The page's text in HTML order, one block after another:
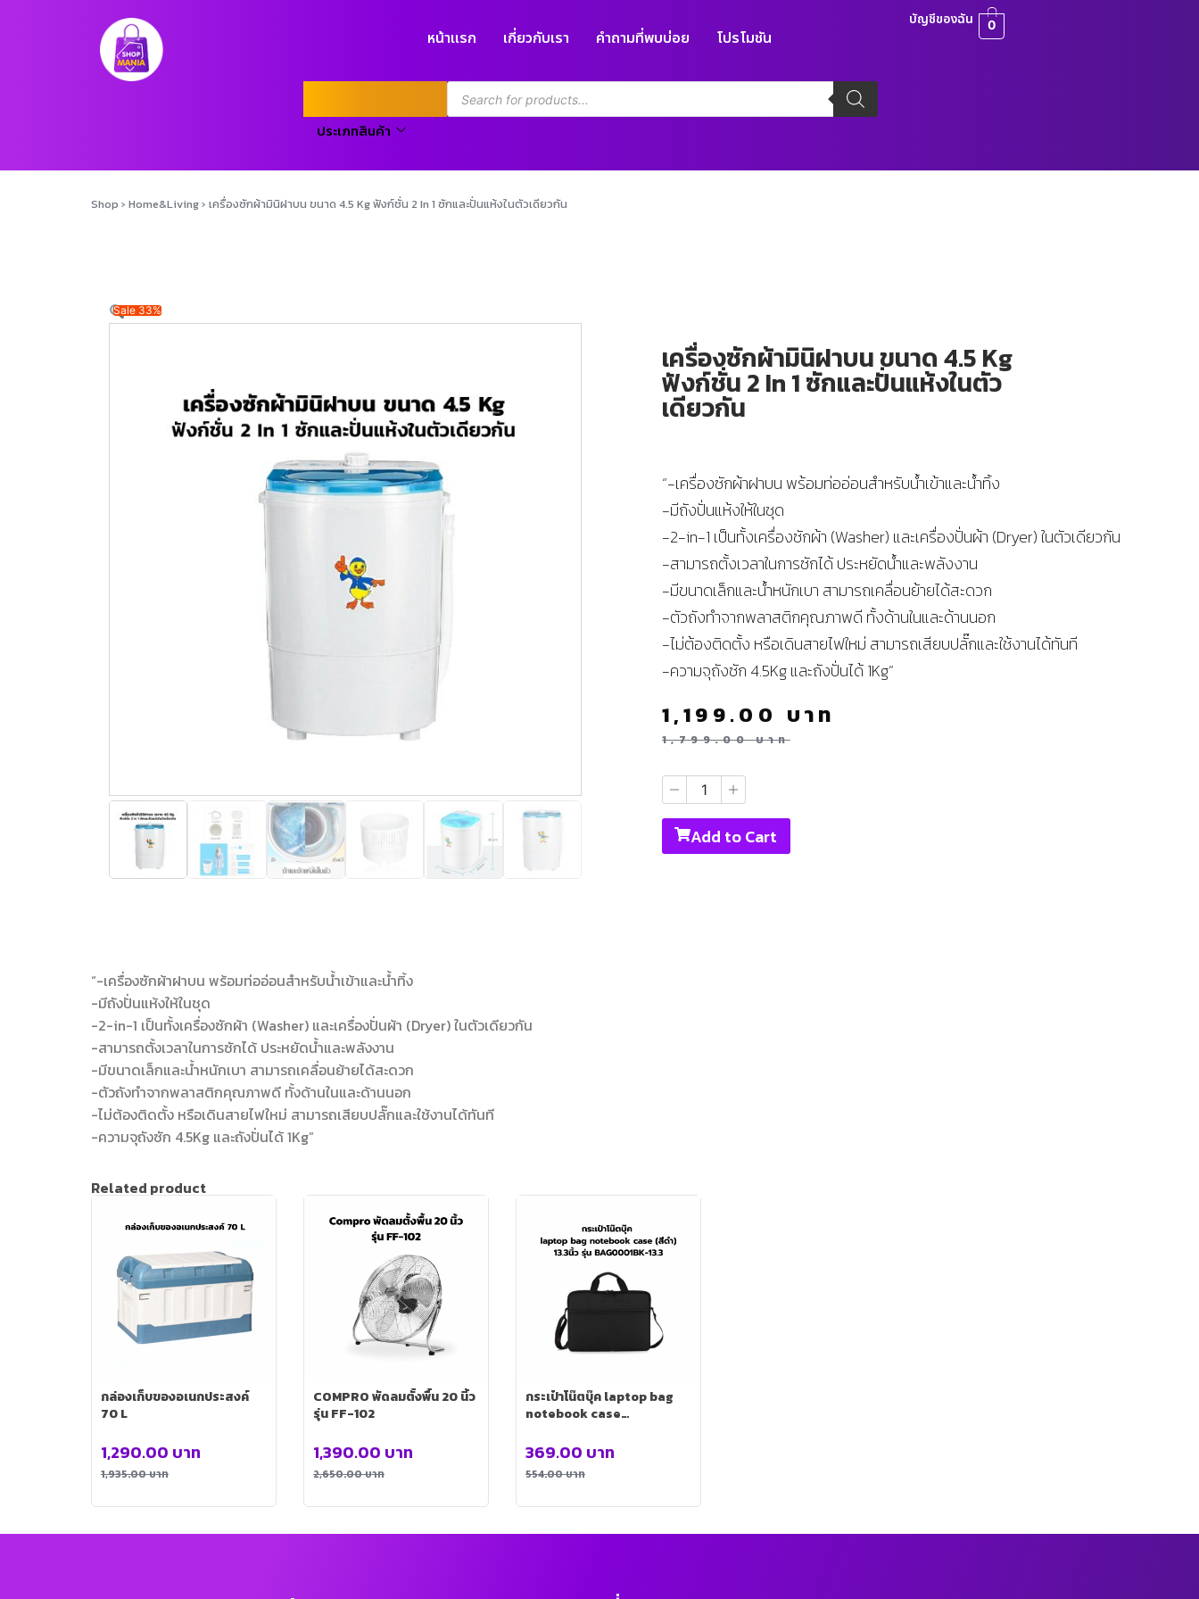
หน้าแรก เกี่ยวกับเรา คำถามที่พบบ่อย โปรโมชัน
ประเภทสินค้า
บัญชีของฉัน 0
Shop › Home&Living› เครื่องซักผ้ามินิฝาบน ขนาด 4.5 Kg ฟังก์ชั่น 2 In 1 ซักและปั่นแห้งในตัวเดียวกัน
Sale 33%
เครื่องซักผ้ามินิฝาบน ขนาด 4.5 Kg
ฟังก์ชั่น 2 In 1 ซักและปั่นแห้งในตัว
เดียวกัน
“-เครื่องซักผ้าฝาบน พร้อมท่ออ่อนสำหรับน้ำเข้าและน้ำทิ้ง
-มีถังปั่นแห้งให้ในชุด
-2-in-1 เป็นทั้งเครื่องซักผ้า (Washer) และเครื่องปั่นผ้า (Dryer) ในตัวเดียวกัน
-สามารถตั้งเวลาในการซักได้ ประหยัดน้ำและพลังงาน
-มีขนาดเล็กและน้ำหนักเบา สามารถเคลื่อนย้ายได้สะดวก
-ตัวถังทำจากพลาสติกคุณภาพดี ทั้งด้านในและด้านนอก
-ไม่ต้องติดตั้ง หรือเดินสายไฟใหม่ สามารถเสียบปลั๊กและใช้งานได้ทันที
-ความจุถังซัก 4.5Kg และถังปั่นได้ 1Kg”
1,799.00บาท
1,199.00 บาท
Add to Cart
“-เครื่องซักผ้าฝาบน พร้อมท่ออ่อนสำหรับน้ำเข้าและน้ำทิ้ง
-มีถังปั่นแห้งให้ในชุด
-2-in-1 เป็นทั้งเครื่องซักผ้า (Washer) และเครื่องปั่นผ้า (Dryer) ในตัวเดียวกัน
-สามารถตั้งเวลาในการซักได้ ประหยัดน้ำและพลังงาน
-มีขนาดเล็กและน้ำหนักเบา สามารถเคลื่อนย้ายได้สะดวก
-ตัวถังทำจากพลาสติกคุณภาพดี ทั้งด้านในและด้านนอก
-ไม่ต้องติดตั้ง หรือเดินสายไฟใหม่ สามารถเสียบปลั๊กและใช้งานได้ทันที
-ความจุถังซัก 4.5Kg และถังปั่นได้ 1Kg”
Related product
กล่องเก็บของอเนกประสงค์
70 L
1,935.00บาท
1,290.00 บาท
COMPRO พัดลมตั้งพื้น 20 นิ้ว
รุ่น FF-102
2,650.00บาท
1,390.00 บาท
กระเป๋าโน๊ตบุ๊ค laptop bag
notebook case
BAG0001BK-13.3
554.00บาท
369.00 บาท